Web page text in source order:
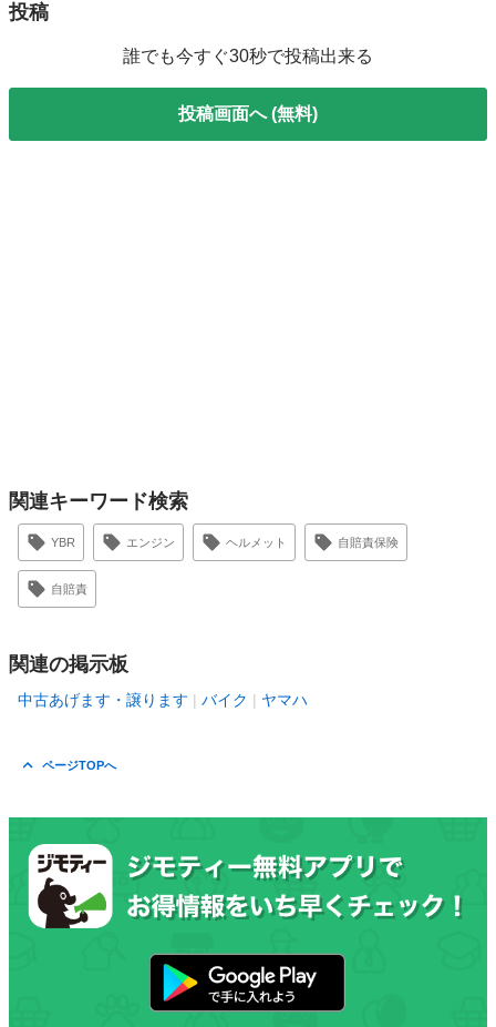
投稿
誰でも今すぐ30秒で投稿出来る
投稿画面へ (無料)
関連キーワード検索
YBR エンジン ヘルメット 自賠責保険
自賠責
関連の掲示板
中古あげます・譲ります バイク ヤマハ
ページTOPへ